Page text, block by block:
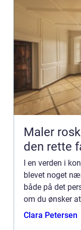
Maler roskilde sådan
den rette
I en verden i
blevet noget
både på det
om du ønsker
udvide dit ken...
Clara Petersen